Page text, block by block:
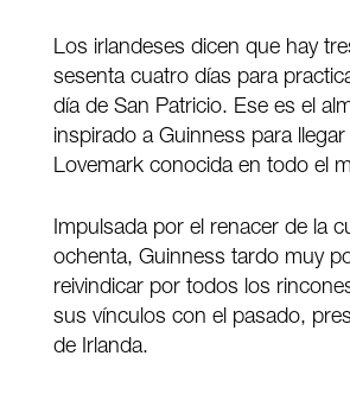
Los irlandeses dicen que hay
sesenta cuatro días para
día de San Patricio. Ese es el
inspirado a Guinness para
Lovemark conocida en todo el
Impulsada por el renacer de la
ochenta, Guinness tardo muy
reivindicar por todos los
sus vínculos con el pasado,
de Irlanda.